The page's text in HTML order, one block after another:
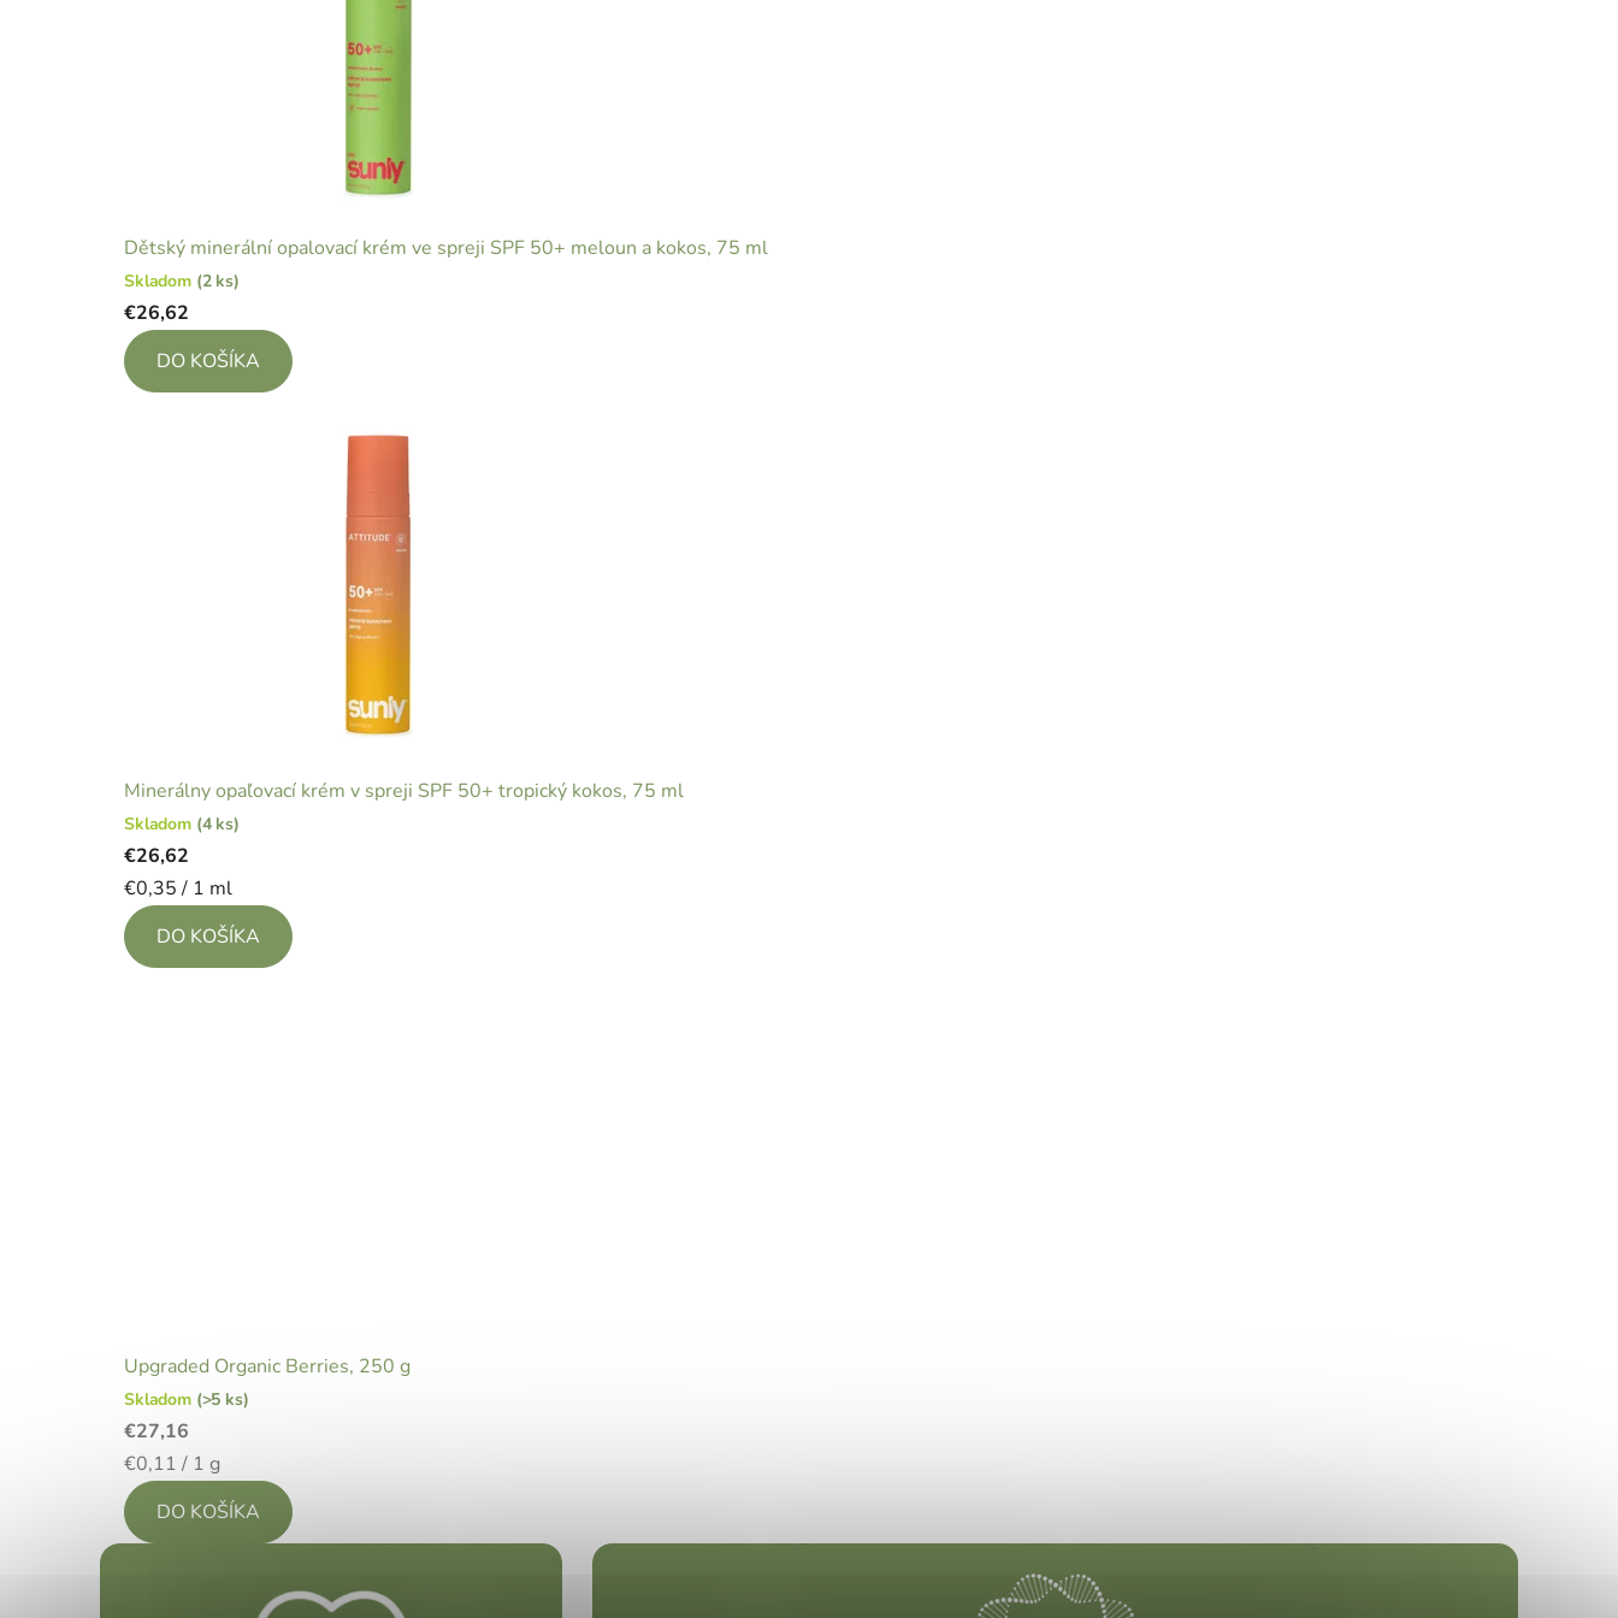
Dětský minerální opalovací krém ve spreji SPF 50+ meloun a kokos, 75 ml
Skladom (2 ks)
€26,62
DO KOŠÍKA
Minerálny opaľovací krém v spreji SPF 50+ tropický kokos, 75 ml
Skladom (4 ks)
€26,62
Jednotková
cena:
€0,35 / 1 ml
DO KOŠÍKA
Upgraded Organic Berries, 250 g
Skladom (>5 ks)
€27,16
Jednotková
cena:
€0,11 / 1 g
DO KOŠÍKA